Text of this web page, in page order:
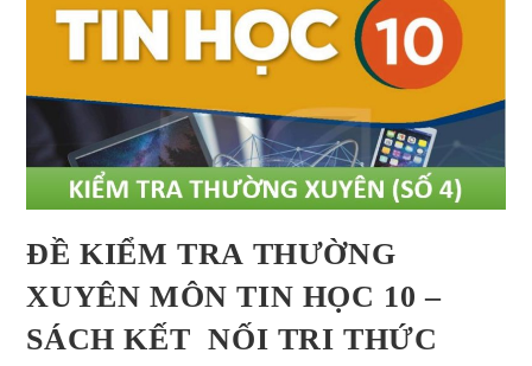
ĐỀ KIỂM TRA THƯỜNG
XUYÊN MÔN TIN HỌC 10 –
SÁCH KẾT NỐI TRI THỨC